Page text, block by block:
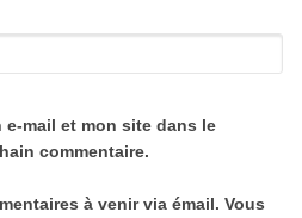
e-mail et mon site dans le
commentaire.
à venir via émail. Vous